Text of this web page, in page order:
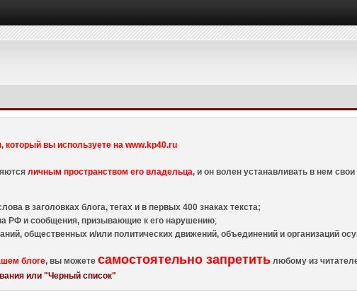
который вы используете на www.kp40.ru
личным пространством его владельца, и он волен устанавливать в нем
в заголовках блога, тегах и в первых 400 знаках текста;
РФ и сообщения, призывающие к его нарушению;
общественных и/или политических движений, объединений и организаций
блоге, вы можетесамостоятельно запретить любому из
или "Черный список"